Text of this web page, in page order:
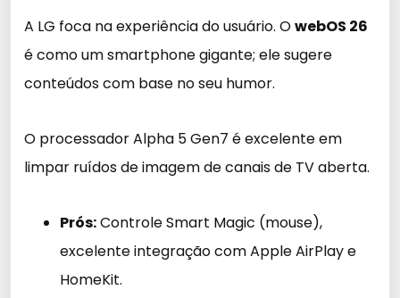
A LG foca na experiência do usuário. OwebOS 26
é como um smartphone gigante; ele sugere
conteúdos com base no seu humor.
O processador Alpha 5 Gen7 é excelente em
limpar ruídos de imagem de canais de TV aberta.
Prós:Controle Smart Magic (mouse),
excelente integração com Apple AirPlay e
HomeKit.